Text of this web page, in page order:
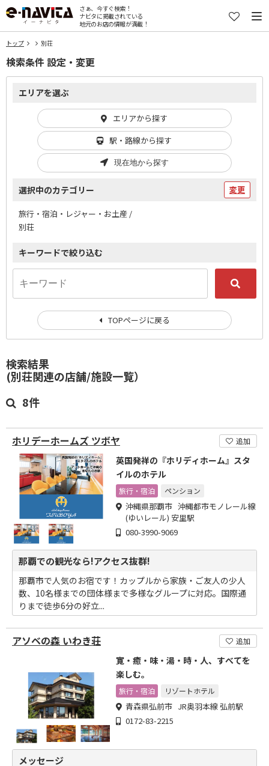
さぁ、今すぐ検索！
ナビタに掲載されている
地元のお店の情報が満載！
トップ 別荘
検索結果
(別荘関連の店舗/施設一覧）
8件
ホリデーホームズ ツボヤ 追加
英国発祥の『ホリディホーム』スタ
イルのホテル
旅行・宿泊 ペンション
沖縄県那覇市 沖縄都市モノレール線
(ゆいレール) 安里駅
080-3990-9069
那覇での観光なら!アクセス抜群!
那覇市で人気のお宿です！カップルから家族・ご友人の少人
数、10名様までの団体様まで多様なグループに対応。国際通
りまで徒歩6分の好立...
アソベの森 いわき荘 追加
寛・癒・味・湯・時・人、すべてを
楽しむ。
旅行・宿泊 リゾートホテル
青森県弘前市 JR奥羽本線 弘前駅
0172-83-2215
メッセージ
検索条件 設定・変更
エリアを選ぶ
エリアから探す
駅・路線から探す
現在地から探す
選択中のカテゴリー 変更
旅行・宿泊・レジャー・お土産 /
別荘
キーワードで絞り込む
TOPページに戻る